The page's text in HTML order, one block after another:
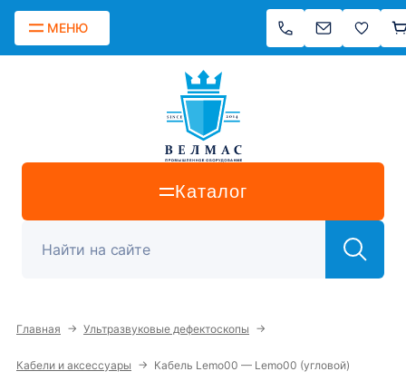
МЕНЮ
Каталог
Главная → Ультразвуковые дефектоскопы →
Кабели и аксессуары → Кабель Lemo00 — Lemo00 (угловой)